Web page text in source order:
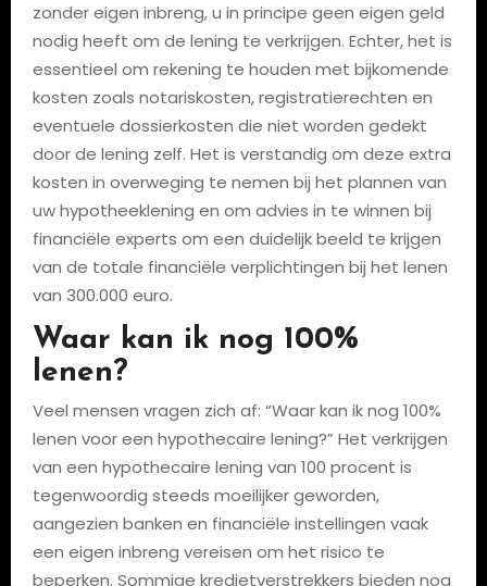
zonder eigen inbreng, u in principe geen eigen geld
nodig heeft om de lening te verkrijgen. Echter, het is
essentieel om rekening te houden met bijkomende
kosten zoals notariskosten, registratierechten en
eventuele dossierkosten die niet worden gedekt
door de lening zelf. Het is verstandig om deze extra
kosten in overweging te nemen bij het plannen van
uw hypotheeklening en om advies in te winnen bij
financiële experts om een duidelijk beeld te krijgen
van de totale financiële verplichtingen bij het lenen
van 300.000 euro.
Waar kan ik nog 100%
lenen?
Veel mensen vragen zich af: “Waar kan ik nog 100%
lenen voor een hypothecaire lening?” Het verkrijgen
van een hypothecaire lening van 100 procent is
tegenwoordig steeds moeilijker geworden,
aangezien banken en financiële instellingen vaak
een eigen inbreng vereisen om het risico te
beperken. Sommige kredietverstrekkers bieden nog